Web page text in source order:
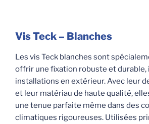
Vis Teck – Blanches
Les vis Teck blanches sont
offrir une fixation robuste et durable,
installations en extérieur. Avec leur
et leur matériau de haute qualité,
une tenue parfaite même dans des
climatiques rigoureuses. Utilisées